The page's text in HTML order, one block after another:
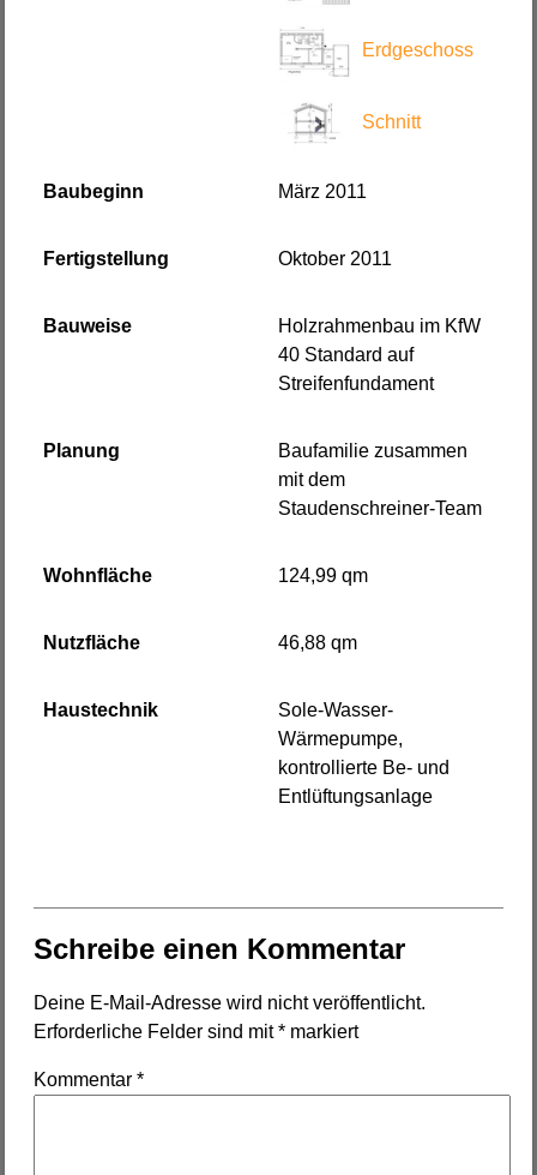
Erdgeschoss
Schnitt
Baubeginn März 2011
Fertigstellung Oktober 2011
Bauweise
Holzrahmenbau im KfW
40 Standard auf
Streifenfundament
Planung
Baufamilie zusammen
mit dem
Staudenschreiner-Team
Wohnfläche 124,99 qm
Nutzfläche 46,88 qm
Haustechnik
Sole-Wasser-
Wärmepumpe,
kontrollierte Be- und
Entlüftungsanlage
Schreibe einen Kommentar
Deine E-Mail-Adresse wird nicht veröffentlicht.
Erforderliche Felder sind mit* markiert
Kommentar*